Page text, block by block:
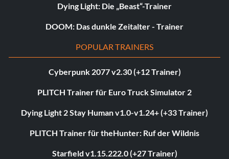
Dying Light: Die „Beast“-Trainer
DOOM: Das dunkle Zeitalter - Trainer
POPULAR TRAINERS
Cyberpunk 2077 v2.30 (+12 Trainer)
PLITCH Trainer für Euro Truck Simulator 2
Dying Light 2 Stay Human v1.0-v1.24+ (+33 Trainer)
PLITCH Trainer für theHunter: Ruf der Wildnis
Starfield v1.15.222.0 (+27 Trainer)